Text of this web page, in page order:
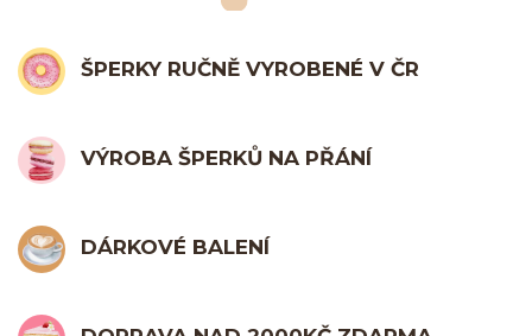
ŠPERKY RUČNĚ VYROBENÉ V ČR
VÝROBA ŠPERKŮ NA PŘÁNÍ
DÁRKOVÉ BALENÍ